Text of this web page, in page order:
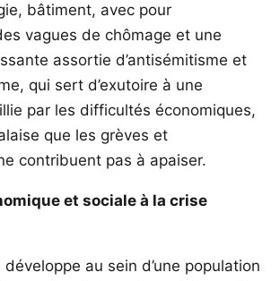
bâtiment, avec pour
vagues de chômage et une
assortie d’antisémitisme et
qui sert d’exutoire à une
par les difficultés économiques,
que les grèves et
contribuent pas à apaiser.
et sociale à la crise
au sein d’une population